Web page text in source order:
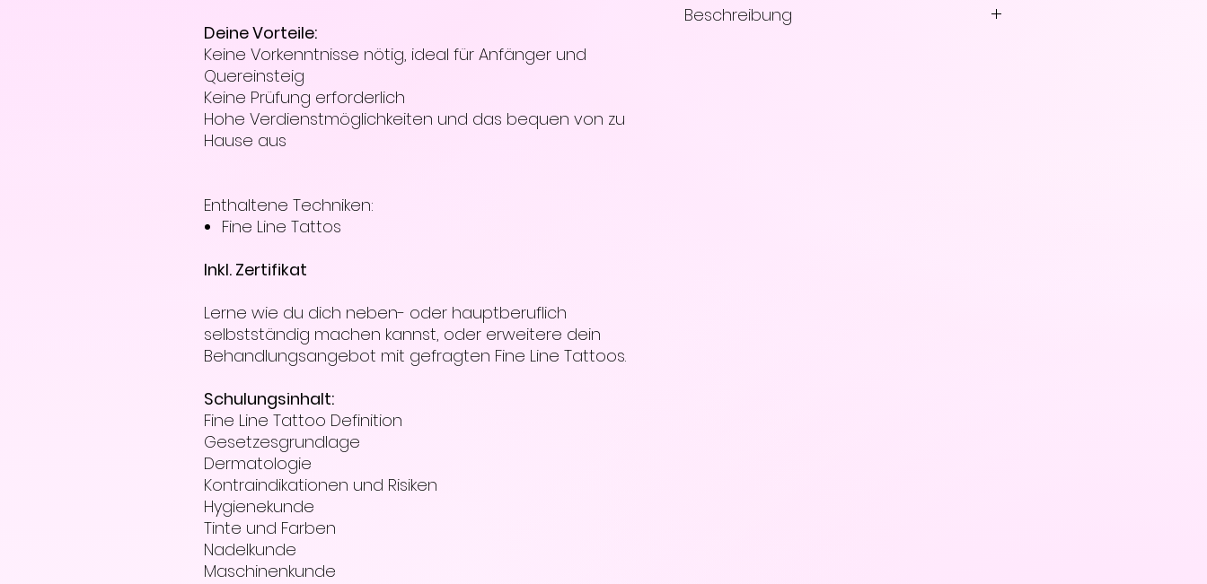
Deine Vorteile:
Keine Vorkenntnisse nötig, ideal für Anfänger und
Quereinsteig
Keine Prüfung erforderlich
Hohe Verdienstmöglichkeiten und das bequen von zu
Hause aus
Enthaltene Techniken:
Fine Line Tattos
Inkl. Zertifikat
Lerne wie du dich neben- oder hauptberuflich
selbstständig machen kannst, oder erweitere dein
Behandlungsangebot mit gefragten Fine Line Tattoos.
Schulungsinhalt:
Fine Line Tattoo Definition
Gesetzesgrundlage
Dermatologie
Kontraindikationen und Risiken
Hygienekunde
Tinte und Farben
Nadelkunde
Maschinenkunde
Beschreibung